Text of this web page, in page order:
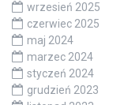
wrzesień 2025
czerwiec 2025
maj 2024
marzec 2024
styczeń 2024
grudzień 2023